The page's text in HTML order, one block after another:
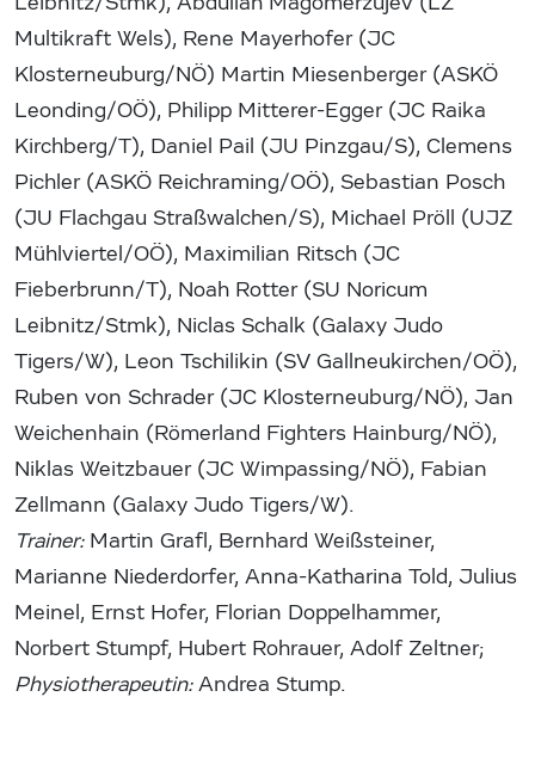
Multikraft Wels), Rene Mayerhofer (JC
Klosterneuburg/NÖ) Martin Miesenberger (ASKÖ
Leonding/OÖ), Philipp Mitterer-Egger (JC Raika
Kirchberg/T), Daniel Pail (JU Pinzgau/S), Clemens
Pichler (ASKÖ Reichraming/OÖ), Sebastian Posch
(JU Flachgau Straßwalchen/S), Michael Pröll (UJZ
Mühlviertel/OÖ), Maximilian Ritsch (JC
Fieberbrunn/T), Noah Rotter (SU Noricum
Leibnitz/Stmk), Niclas Schalk (Galaxy Judo
Tigers/W), Leon Tschilikin (SV Gallneukirchen/OÖ),
Ruben von Schrader (JC Klosterneuburg/NÖ), Jan
Weichenhain (Römerland Fighters Hainburg/NÖ),
Niklas Weitzbauer (JC Wimpassing/NÖ), Fabian
Zellmann (Galaxy Judo Tigers/W).
Trainer:Martin Grafl, Bernhard Weißsteiner,
Marianne Niederdorfer, Anna-Katharina Told, Julius
Meinel, Ernst Hofer, Florian Doppelhammer,
Norbert Stumpf, Hubert Rohrauer, Adolf Zeltner;
Physiotherapeutin:Andrea Stump.